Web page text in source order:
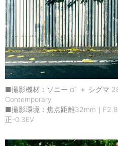
■撮影機材：ソニー α1 ＋ シグマ
Contemporary
■撮影環境：焦点距離32mm｜
正-0.3EV